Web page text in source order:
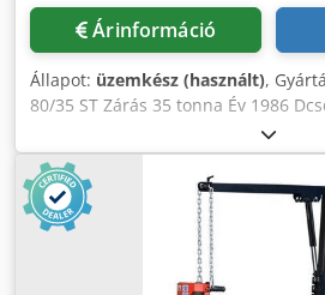
Árinformáció
Állapot: üzemkész (használt),
80/35 ST Zárás 35 tonna Év 1986